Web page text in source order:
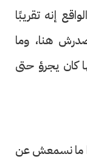
إنه تقريبًا
هنا، وما
كان يجرؤ حتى
ما نسمعش عن